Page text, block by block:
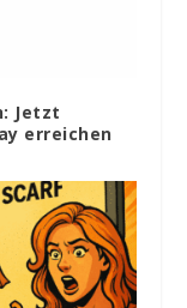
Jetzt
erreichen